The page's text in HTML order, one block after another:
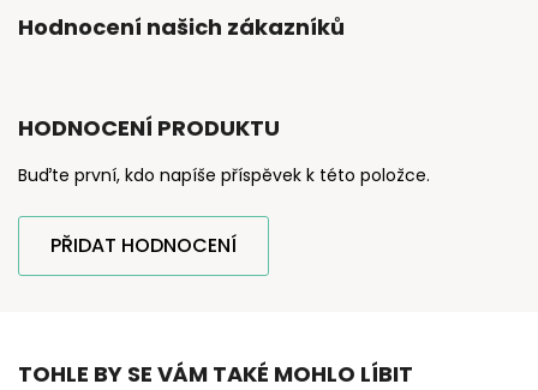
Hodnocení našich zákazníků
HODNOCENÍ PRODUKTU
Buďte první, kdo napíše příspěvek k této položce.
PŘIDAT HODNOCENÍ
TOHLE BY SE VÁM TAKÉ MOHLO LÍBIT